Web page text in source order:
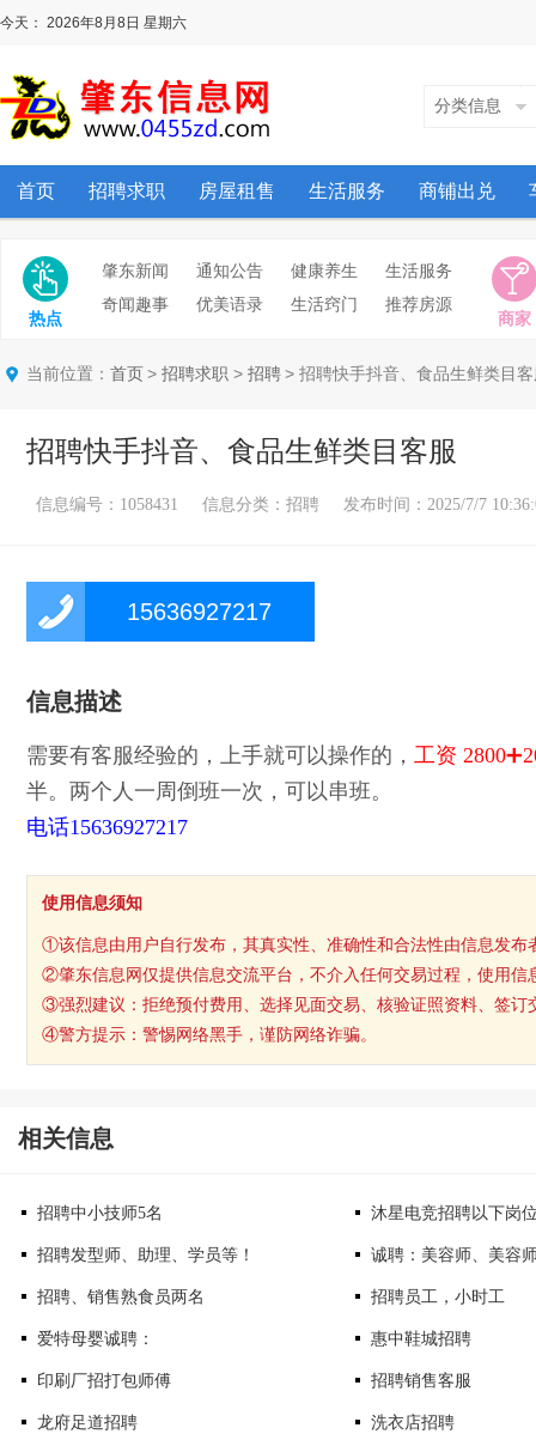
今天： 2026年8月8日 星期六
分类信息
首页 招聘求职 房屋租售 生活服务 商铺出兑
肇东新闻 通知公告 健康养生
生活服务
奇闻趣事
优美语录 生活窍门 推荐房源
热点 商家
当前位置： 首页 > 招聘求职 > 招聘 > 招聘快手抖音、食品生鲜类目
招聘快手抖音、食品生鲜类目客服
信息编号：1058431 信息分类：招聘 发布时间：2025/7/7
15636927217
信息描述
需要有客服经验的，上手就可以操作的， 工资
半。两个人一周倒班一次，可以串班。
电话15636927217
使用信息须知
①该信息由用户自行发布，其真实性、准确性和合法性由信息发布
②肇东信息网仅提供信息交流平台，不介入任何交易过程，使用信
③强烈建议：拒绝预付费用、选择见面交易、核验证照资料、签订
④警方提示：警惕网络黑手，谨防网络诈骗。
相关信息
招聘中小技师5名 沐星电竞招聘以下岗
招聘发型师、助理、学员等！ 诚聘：美容师、美容
招聘、销售熟食员两名 招聘员工，小时工
爱特母婴诚聘： 惠中鞋城招聘
印刷厂招打包师傅 招聘销售客服
龙府足道招聘 洗衣店招聘